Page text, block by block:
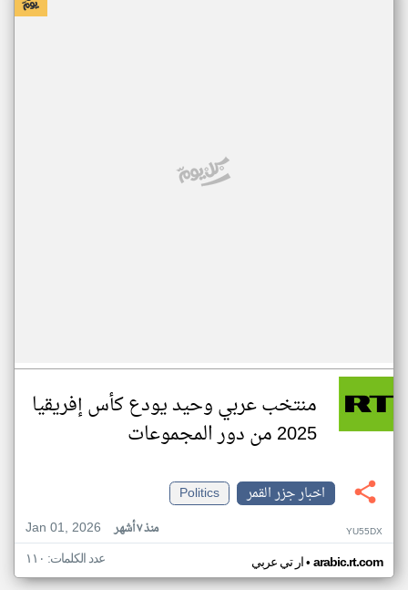
منتخب عربي وحيد يودع كأس إفريقيا
2025 من دور المجموعات
اخبار جزر القمر
Politics
Jan 01, 2026
منذ ٧ أشهر YU55DX
ار تي عربي• arabic.rt.com عدد الكلمات: ١١٠